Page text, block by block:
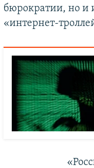
бюрократии, но и
«интернет-